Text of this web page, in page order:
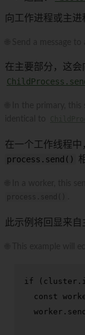
向工作进程或主进
在主要部分，这
在一个工作线程
process.send()
此示例将回显来自
if (cluster.
const
  worker.
send